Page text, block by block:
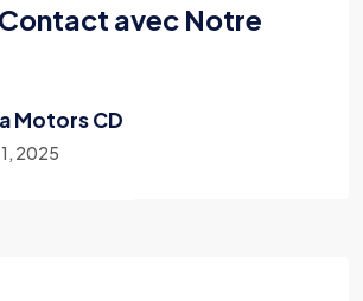
avec Notre
Motors CD
2025